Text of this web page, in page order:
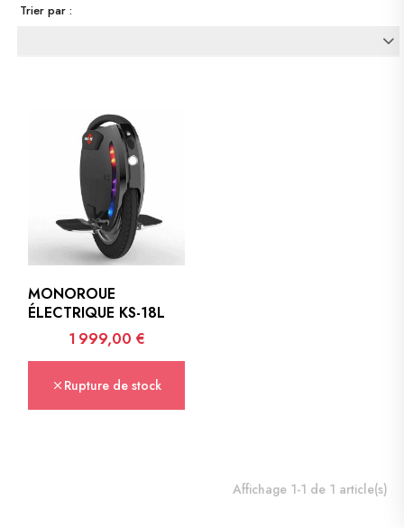
Trier par :
MONOROUE
ÉLECTRIQUE KS-18L
Prix
1 999,00 €
Rupture de stock
Affichage 1-1 de 1 article(s)